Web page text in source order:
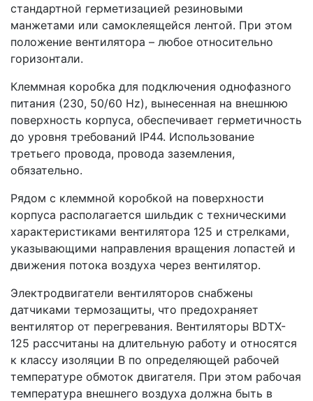
стандартной герметизацией резиновыми
манжетами или самоклеящейся лентой. При этом
положение вентилятора – любое относительно
горизонтали.
Клеммная коробка для подключения однофазного
питания (230, 50/60 Hz), вынесенная на внешнюю
поверхность корпуса, обеспечивает герметичность
до уровня требований IP44. Использование
третьего провода, провода заземления,
обязательно.
Рядом с клеммной коробкой на поверхности
корпуса располагается шильдик с техническими
характеристиками вентилятора 125 и стрелками,
указывающими направления вращения лопастей и
движения потока воздуха через вентилятор.
Электродвигатели вентиляторов снабжены
датчиками термозащиты, что предохраняет
вентилятор от перегревания. Вентиляторы BDTX-
125 рассчитаны на длительную работу и относятся
к классу изоляции В по определяющей рабочей
температуре обмоток двигателя. При этом рабочая
температура внешнего воздуха должна быть в